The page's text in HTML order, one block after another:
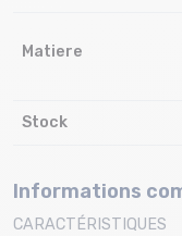
Matiere
Stock
Informations
CARACTÉRISTIQUES